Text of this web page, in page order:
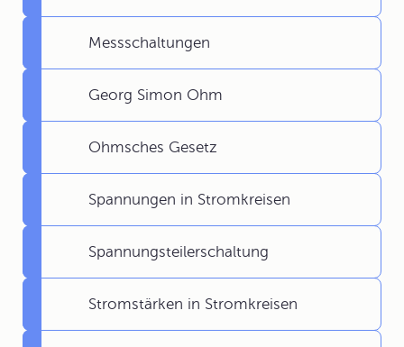
Messschaltungen
Georg Simon Ohm
Ohmsches Gesetz
Spannungen in Stromkreisen
Spannungsteilerschaltung
Stromstärken in Stromkreisen